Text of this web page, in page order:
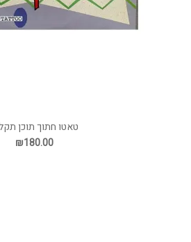
טאטו חתוך תוכן
₪180.00